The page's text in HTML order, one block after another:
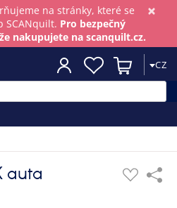
×
na stránky, které se
SCANquilt. Pro bezpečný
nakupujete na scanquilt.cz.
CZ
auta